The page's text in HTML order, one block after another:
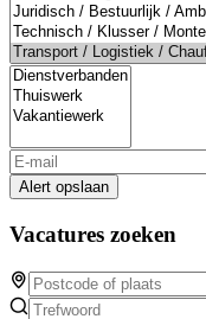
Alert opslaan
Vacatures zoeken